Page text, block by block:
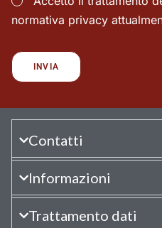
normativa privacy
Contatti
Informazioni
Trattamento dati